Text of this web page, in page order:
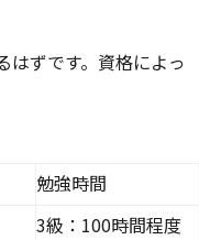
はずです。資格によっ
勉強時間
3級：100時間程度